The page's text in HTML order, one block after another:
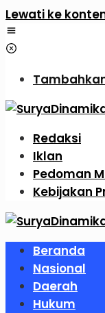
Lewati ke
Redaksi
Iklan
Pedoman
Kebijakan
Beranda
Nasional
Daerah
Hukum